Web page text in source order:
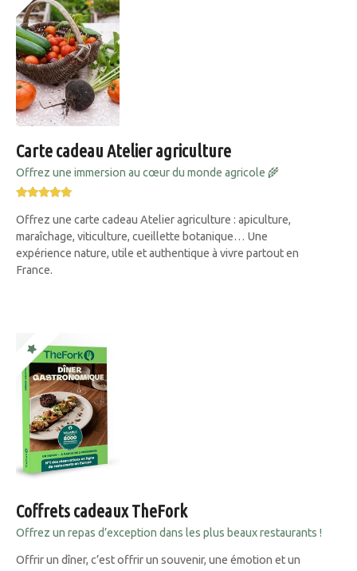
Carte cadeau Atelier agriculture
Offrez une immersion au cœur du monde agricole 🌾
Offrez une carte cadeau Atelier agriculture : apiculture,
maraîchage, viticulture, cueillette botanique… Une
expérience nature, utile et authentique à vivre partout en
France.
Coffrets cadeaux TheFork
Offrez un repas d’exception dans les plus beaux restaurants !
Offrir un dîner, c’est offrir un souvenir, une émotion et un